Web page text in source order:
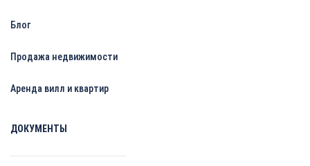
Блог
Продажа недвижимости
Аренда вилл и квартир
ДОКУМЕНТЫ